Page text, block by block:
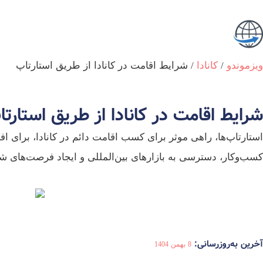
ویزموندو / کانادا / شرایط اقامت در کانادا از طریق استارتاپ
شرایط اقامت در کانادا از طریق
استارتاپ‌ها، راهی موثر برای کسب اقامت دائم در کانادا،
کسب‌وکار، دسترسی به بازارهای بین‌المللی و ایجاد فرصت‌های
آخرین به‌روزرسانی: 8 بهمن 1404